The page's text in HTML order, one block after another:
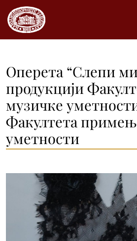
Oперетa “Слепи
продукцији
музичке
Факултета
уметности